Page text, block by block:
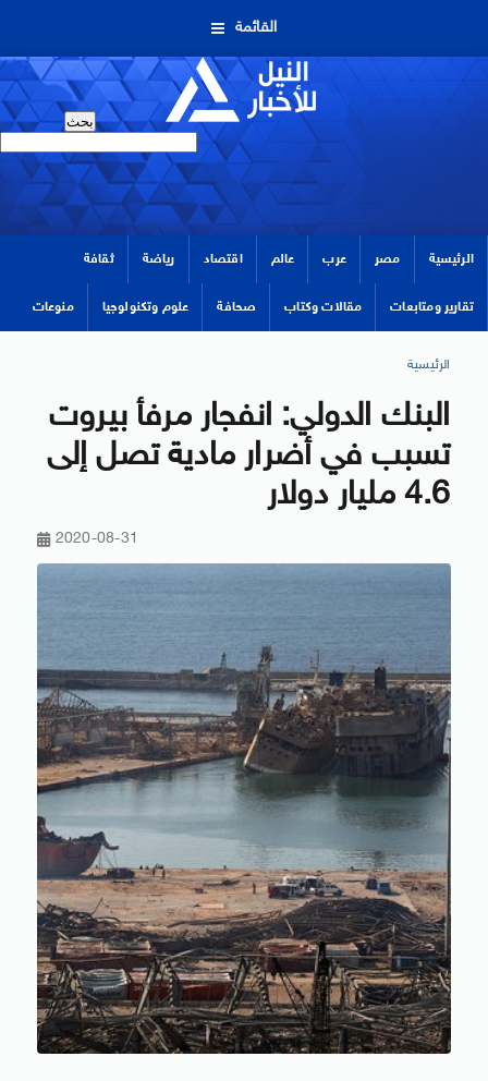
القائمة
الرئيسية مصر عرب عالم اقتصاد رياضة ثقافة
تقارير ومتابعات مقالات وكتاب صحافة علوم وتكنولوجيا منوعات
الرئيسية
البنك الدولي: انفجار مرفأ بيروت
تسبب في أضرار مادية تصل إلى
4.6 مليار دولار
2020-08-31